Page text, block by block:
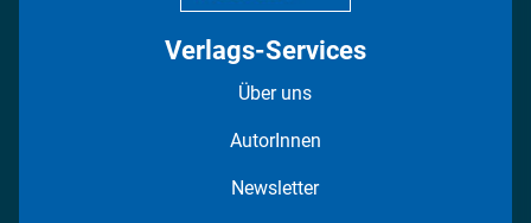
Verlags-Services
Über uns
AutorInnen
Newsletter